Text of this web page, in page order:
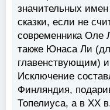
значительных
сказки, если не
современника Оле
также Юнаса Ли
главенствующим)
Исключение
Финляндия,
Топелиуса, а в XX